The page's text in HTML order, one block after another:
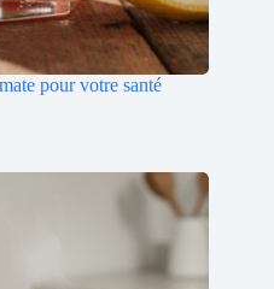
pour votre santé